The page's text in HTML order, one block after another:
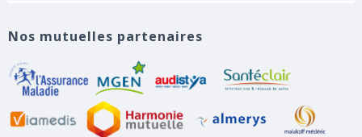
Nos mutuelles partenaires